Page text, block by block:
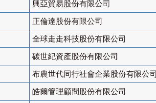
興亞貿易股份有限公司
正倫達股份有限公司
全球走走科技股份有限公司
碳世紀資產股份有限公司
布農世代同行社會企業股份有限公司
皓爾管理顧問股份有限公司